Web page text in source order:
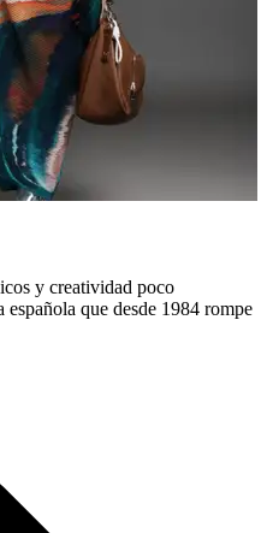
y creatividad poco
que desde 1984 rompe